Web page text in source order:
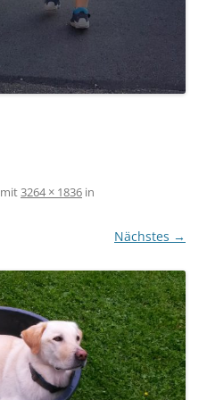
mit3264 × 1836 in
Nächstes →